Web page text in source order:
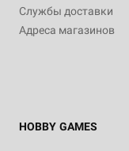
Службы доставки
Адреса магазинов
HOBBY GAMES